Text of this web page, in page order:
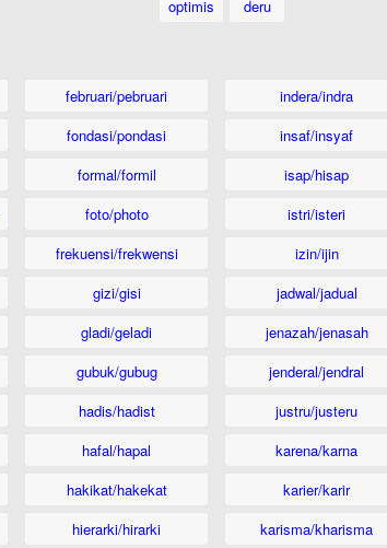
optimis
deru
februari/pebruari
fondasi/pondasi
formal/formil
foto/photo
frekuensi/frekwensi
gizi/gisi
gladi/geladi
gubuk/gubug
hadis/hadist
hafal/hapal
hakikat/hakekat
hierarki/hirarki
indera/indra
insaf/insyaf
isap/hisap
istri/isteri
izin/ijin
jadwal/jadual
jenazah/jenasah
jenderal/jendral
justru/justeru
karena/karna
karier/karir
karisma/kharisma